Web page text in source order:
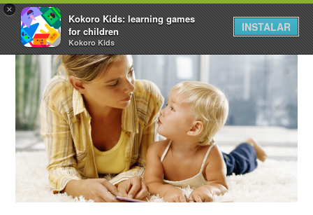
×
Kokoro Kids: learning games
for children
Kokoro Kids
INSTALAR